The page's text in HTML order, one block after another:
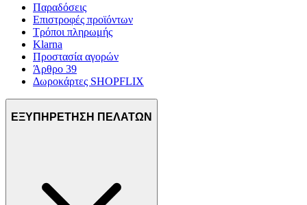
Παραδόσεις
Επιστροφές προϊόντων
Τρόποι πληρωμής
Klarna
Προστασία αγορών
Άρθρο 39
Δωροκάρτες SHOPFLIX
ΕΞΥΠΗΡΕΤΗΣΗ ΠΕΛΑΤΩΝ